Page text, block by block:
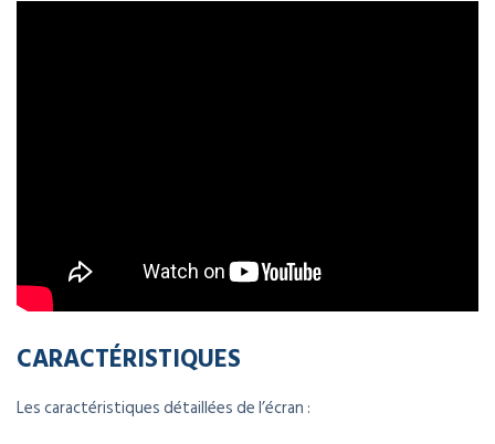
CARACTÉRISTIQUES
Les caractéristiques détaillées de l’écran :